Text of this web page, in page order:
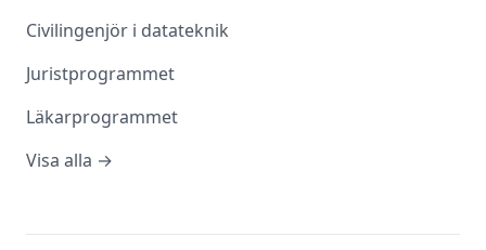
Civilingenjör i datateknik
Juristprogrammet
Läkarprogrammet
Visa alla →